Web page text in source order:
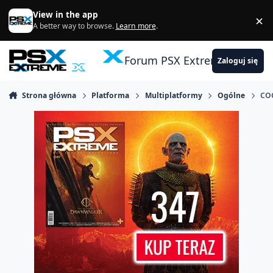
Skocz do zawartości
View in the app
A better way to browse. Learn more. ×
Forum PSX ExtremeZaloguj się
Strona główna Platforma Multiplatformy Ogólne